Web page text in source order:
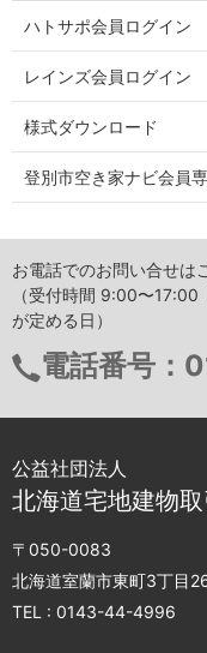
ハトサポ会員ログイン
レインズ会員ログイン
様式ダウンロード
登別市空き家ナビ会員
お電話でのお問い合せは
（受付時間 9:00〜
が定める日）
電話番号：
公益社団法人
北海道宅地建物
〒050-0083
北海道室蘭市東町3丁目
TEL : 0143-44-4996